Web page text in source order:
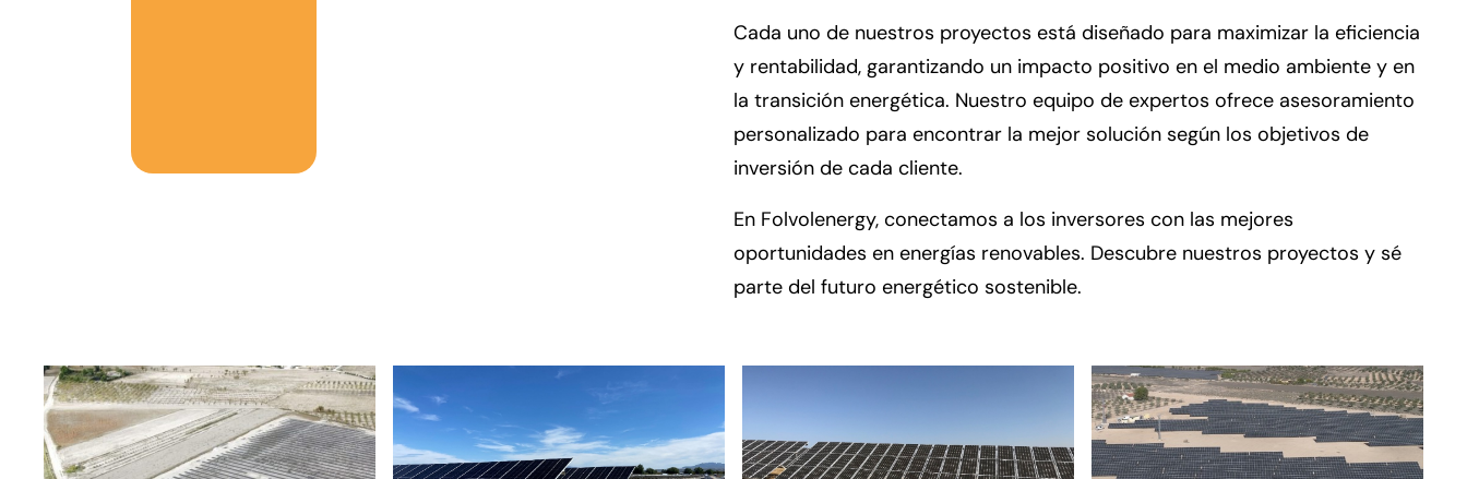
Cada uno de nuestros proyectos está diseñado para maximizar la eficiencia
y rentabilidad, garantizando un impacto positivo en el medio ambiente y en
la transición energética. Nuestro equipo de expertos ofrece asesoramiento
personalizado para encontrar la mejor solución según los objetivos de
inversión de cada cliente.
En Folvolenergy, conectamos a los inversores con las mejores
oportunidades en energías renovables. Descubre nuestros proyectos y sé
parte del futuro energético sostenible.